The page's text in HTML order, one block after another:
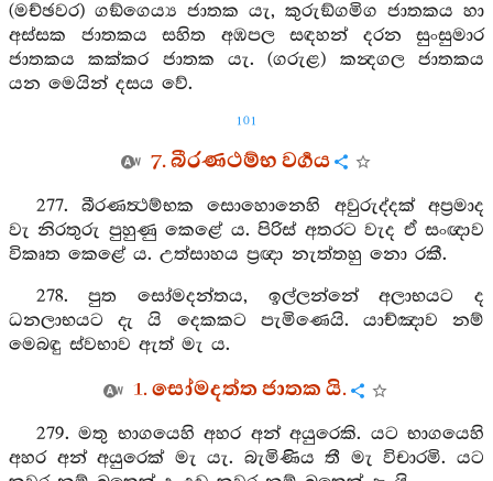
(මච්ඡවර) ගඞ්ගෙය්‍ය ජාතක යැ, කුරුඞ්ගමිග ජාතකය හා
අස්සක ජාතකය සහිත අඹපල සඳහන් දරන සුංසුමාර
ජාතකය කක්කර ජාතක යැ. (ගරුළ) කන්‍දගල ජාතකය
යන මෙයින් දසය වේ.
101
7. බීරණථම්භ වර්‍ගය
277. බීරණත්‍ථම්භක සොහොනෙහි අවුරුද්දක් අප්‍රමාද
වැ නිරතුරු පුහුණු කෙළේ ය. පිරිස් අතරට වැද ඒ සංඥාව
විකෘත කෙළේ ය. උත්සාහය ප්‍රඥා නැත්තහු නො රකී.
278. පුත සෝමදන්තය, ඉල්ලන්නේ අලාභයට ද
ධනලාභයට දැ යි දෙකකට පැමිණෙයි. යාච්ඤාව නම්
මෙබඳු ස්වභාව ඇත් මැ ය.
1. සෝමදත්ත ජාතක යි.
279. මතු භාගයෙහි අහර අන් අයුරෙකි. යට භාගයෙහි
අහර අන් අයුරෙක් මැ යැ. බැමිණිය තී මැ විචාරමි. යට